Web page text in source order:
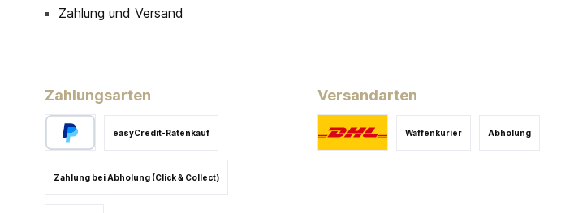
Zahlung und Versand
Zahlungsarten
easyCredit-Ratenkauf
Zahlung bei Abholung (Click & Collect)
Versandarten
Waffenkurier Abholung